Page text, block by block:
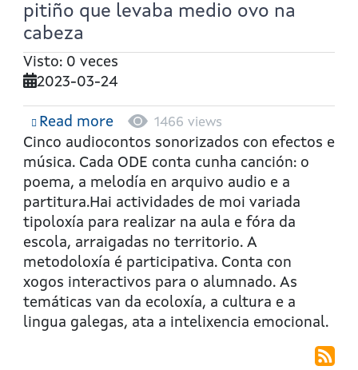
pitiño que levaba medio ovo na
cabeza
Visto: 0 veces
2023-03-24
Read moreabout
Contiños
para
despertar
versos:
O
pitiño
que
levaba
medio
ovo
1466 views
Cinco audiocontos sonorizados con efectos e
música. Cada ODE conta cunha canción: o
poema, a melodía en arquivo audio e a
partitura.Hai actividades de moi variada
tipoloxía para realizar na aula e fóra da
escola, arraigadas no territorio. A
metodoloxía é participativa. Conta con
xogos interactivos para o alumnado. As
temáticas van da ecoloxía, a cultura e a
lingua galegas, ata a intelixencia emocional.